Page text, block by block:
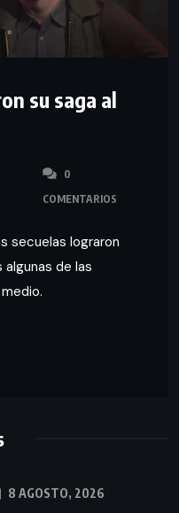
su saga al
0
COMENTARIOS
secuelas lograron
algunas de las
8 AGOSTO, 2026